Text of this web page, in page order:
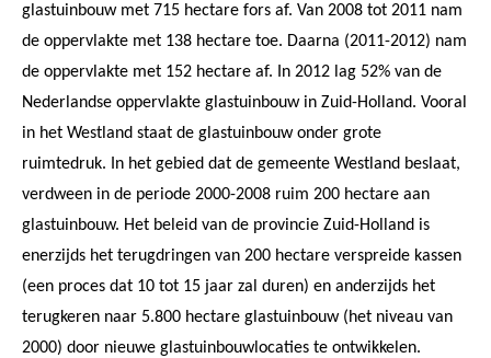
glastuinbouw met 715 hectare fors af. Van 2008 tot 2011 nam
de oppervlakte met 138 hectare toe. Daarna (2011-2012) nam
de oppervlakte met 152 hectare af. In 2012 lag 52% van de
Nederlandse oppervlakte glastuinbouw in Zuid-Holland. Vooral
in het Westland staat de glastuinbouw onder grote
ruimtedruk. In het gebied dat de gemeente Westland beslaat,
verdween in de periode 2000-2008 ruim 200 hectare aan
glastuinbouw. Het beleid van de provincie Zuid-Holland is
enerzijds het terugdringen van 200 hectare verspreide kassen
(een proces dat 10 tot 15 jaar zal duren) en anderzijds het
terugkeren naar 5.800 hectare glastuinbouw (het niveau van
2000) door nieuwe glastuinbouwlocaties te ontwikkelen.